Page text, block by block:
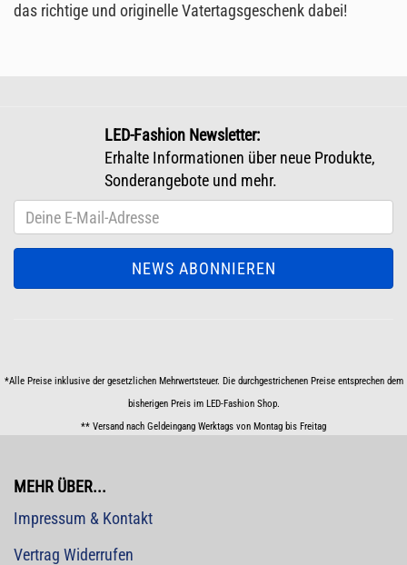
das richtige und originelle Vatertagsgeschenk dabei!
LED-Fashion Newsletter:
Erhalte Informationen über neue Produkte,
Sonderangebote und mehr.
*Alle Preise inklusive der gesetzlichen Mehrwertsteuer. Die durchgestrichenen Preise entsprechen dem
bisherigen Preis im LED-Fashion Shop.
** Versand nach Geldeingang Werktags von Montag bis Freitag
MEHR ÜBER...
Impressum & Kontakt
Vertrag Widerrufen